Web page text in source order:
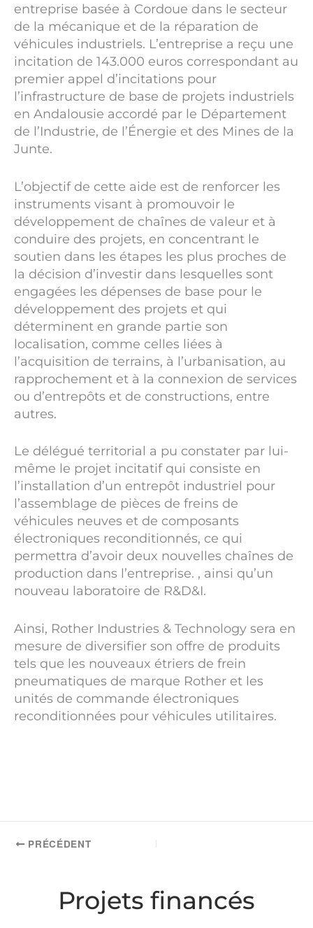
entreprise basée à Cordoue dans le secteur
de la mécanique et de la réparation de
véhicules industriels. L’entreprise a reçu une
incitation de 143.000 euros correspondant au
premier appel d’incitations pour
l’infrastructure de base de projets industriels
en Andalousie accordé par le Département
de l’Industrie, de l’Énergie et des Mines de la
Junte.
L’objectif de cette aide est de renforcer les
instruments visant à promouvoir le
développement de chaînes de valeur et à
conduire des projets, en concentrant le
soutien dans les étapes les plus proches de
la décision d’investir dans lesquelles sont
engagées les dépenses de base pour le
développement des projets et qui
déterminent en grande partie son
localisation, comme celles liées à
l’acquisition de terrains, à l’urbanisation, au
rapprochement et à la connexion de services
ou d’entrepôts et de constructions, entre
autres.
Le délégué territorial a pu constater par lui-
même le projet incitatif qui consiste en
l’installation d’un entrepôt industriel pour
l’assemblage de pièces de freins de
véhicules neuves et de composants
électroniques reconditionnés, ce qui
permettra d’avoir deux nouvelles chaînes de
production dans l’entreprise. , ainsi qu’un
nouveau laboratoire de R&D&I.
Ainsi, Rother Industries & Technology sera en
mesure de diversifier son offre de produits
tels que les nouveaux étriers de frein
pneumatiques de marque Rother et les
unités de commande électroniques
reconditionnées pour véhicules utilitaires.
PRÉCÉDENT
Projets financés